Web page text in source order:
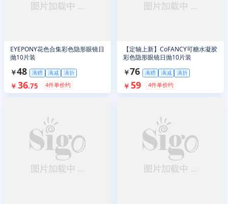
EYEPONY花色合集彩色隐形眼镜日
抛10片装
￥48 满赠 满减 满折
￥ 36.75 4件单价约
【定轴上新】CoFANCY可糖水凝胶
彩色隐形眼镜日抛10片装
￥76 满赠 满减 满折
￥ 59 4件单价约